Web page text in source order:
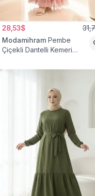
28,53$
Modamihram Pembe
Çiçekli Dantelli Kemeri